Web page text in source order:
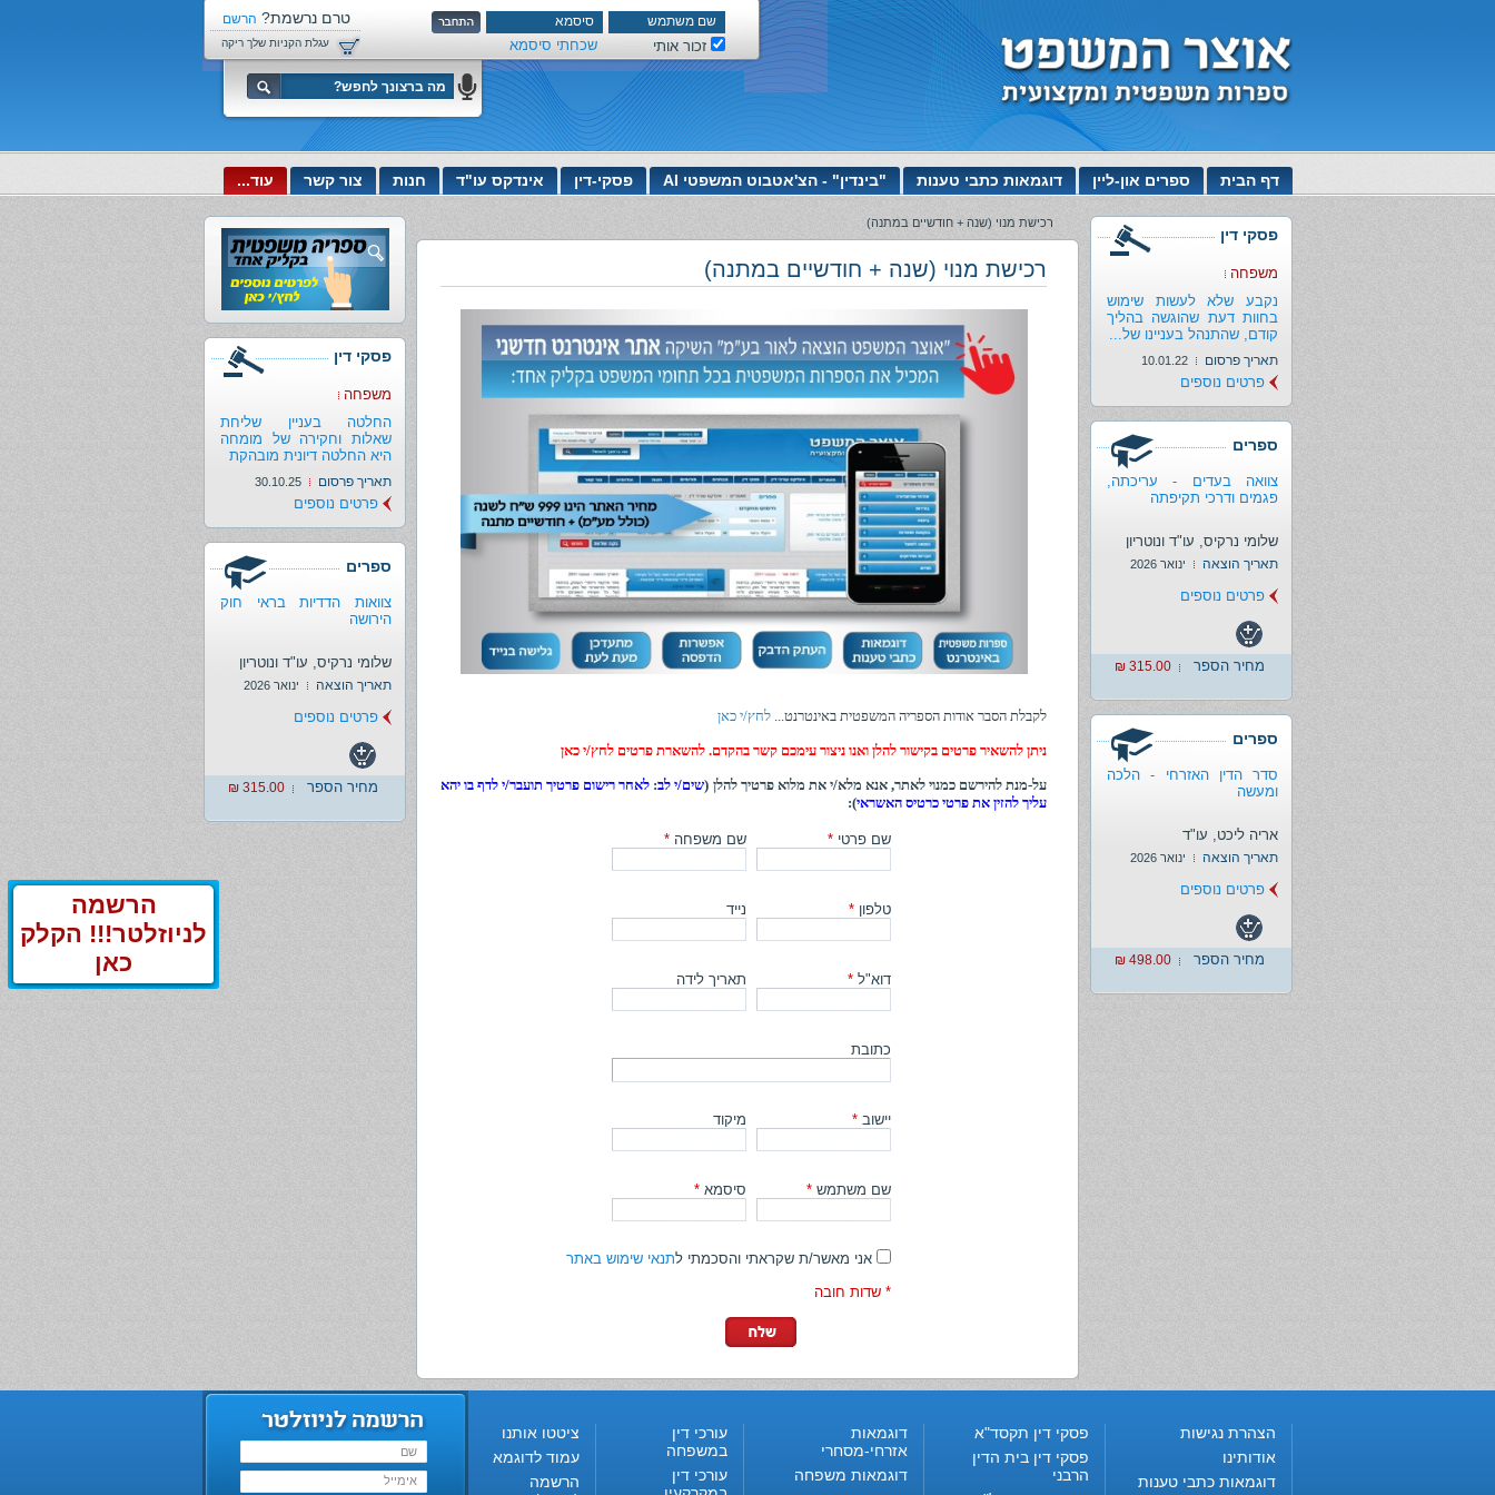
זכור אותי שכחתי סיסמא
טרם נרשמת? הרשם
עכשיו!
עגלת הקניות שלך ריקה
דף הבית ספרים און-ליין דוגמאות כתבי טענות "בינדין" - הצ'אטבוט המשפטי AI פסקי-דין אינדקס עו"ד חנות צור קשר עוד...
פסקי דין
משפחה
נקבע שלא לעשות שימוש
בחוות דעת שהוגשה בהליך
קודם, שהתנהל בעניינו של...
תאריך פרסום 10.01.22
פרטים נוספים
ספרים
צוואה בעדים - עריכתה,
פגמים ודרכי תקיפתה
שלומי נרקיס, עו"ד ונוטריון
תאריך הוצאה ינואר 2026
מחיר הספר 315.00 ₪
פרטים נוספים
ספרים
סדר הדין האזרחי - הלכה
ומעשה
אריה ליכט, עו"ד
תאריך הוצאה ינואר 2026
מחיר הספר 498.00 ₪
פרטים נוספים
רכישת מנוי (שנה + חודשיים במתנה)
רכישת מנוי (שנה + חודשיים במתנה)
לקבלת הסבר אודות הספריה המשפטית באינטרנט... לחץ/י כאן
ניתן להשאיר פרטים בקישור להלן ואנו ניצור עימכם קשר בהקדם. להשארת פרטים לחץ/י כאן
על-מנת להירשם כמנוי לאתר, אנא מלא/י את מלוא פרטיך להלן (שים/י לב: לאחר רישום פרטיך תועבר/י לדף בו יהא
עליך להזין את פרטי כרטיס האשראי):
שם פרטי * שם משפחה *
טלפון * נייד
דוא"ל * תאריך לידה
כתובת
יישוב * מיקוד
שם משתמש * סיסמא *
אני מאשר/ת שקראתי והסכמתי לתנאי שימוש באתר
* שדות חובה
פסקי דין
משפחה
החלטה בעניין שליחת
שאלות וחקירה של מומחה
היא החלטה דיונית מובהקת
תאריך פרסום 30.10.25
פרטים נוספים
ספרים
צוואות הדדיות בראי חוק
הירושה
שלומי נרקיס, עו"ד ונוטריון
תאריך הוצאה ינואר 2026
מחיר הספר 315.00 ₪
פרטים נוספים
הצהרת נגישות
אודותינו
דוגמאות כתבי טענות
פסקי דין תקסד"א
פסקי דין בית הדין
הרבני
דוגמאות
אזרחי-מסחרי
דוגמאות משפחה
עורכי דין
במשפחה
עורכי דין
ציטטו אותנו
עמוד לדוגמא
הרשמה
הרשמה
לניוזלטר!!! הקלק
כאן